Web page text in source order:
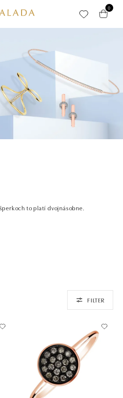
0
to platí dvojnásobne.
FILTER